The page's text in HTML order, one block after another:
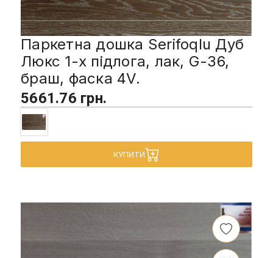
Паркетна дошка Serifoqlu Дуб
Люкс 1-х підлога, лак, G-36,
браш, фаска 4V.
5661.76 грн.
КУПИТИ